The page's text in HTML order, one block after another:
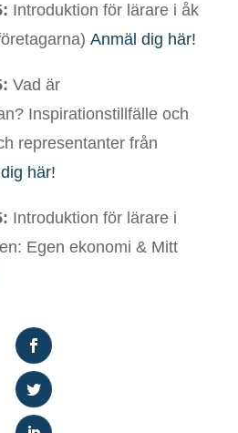
Introduktion för lärare i åk
Anmäl dig här!
Vad är
Inspirationstillfälle och
representanter från
här!
Introduktion för lärare i
Egen ekonomi & Mitt